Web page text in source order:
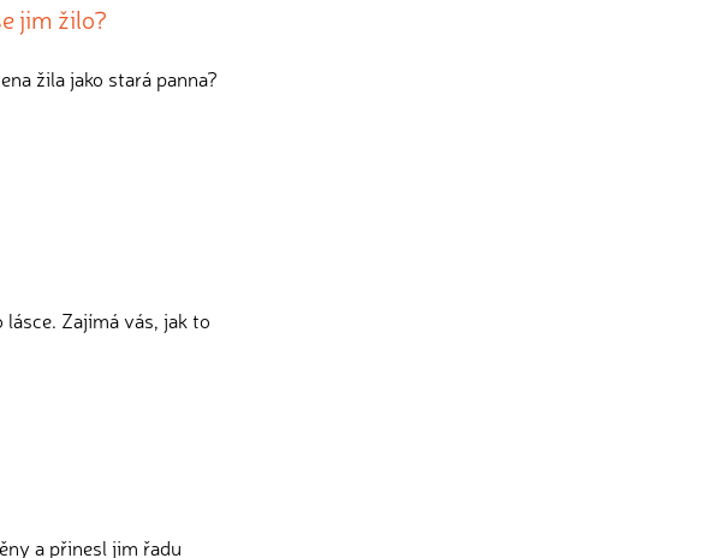
jim žilo?
žila jako stará panna?
Zajímá vás, jak to
a přinesl jim řadu